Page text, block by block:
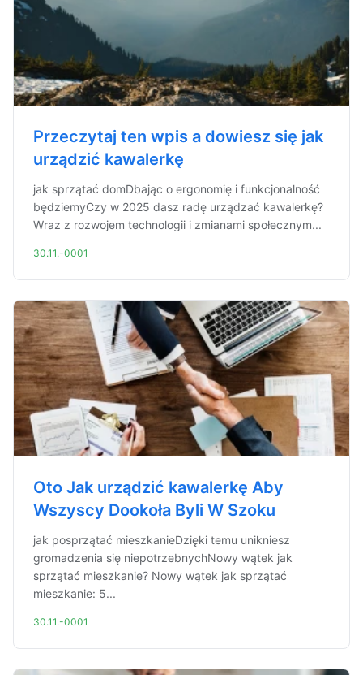
Przeczytaj ten wpis a dowiesz się jak
urządzić kawalerkę
jak sprzątać domDbając o ergonomię i funkcjonalność
będziemyCzy w 2025 dasz radę urządzać kawalerkę?
Wraz z rozwojem technologii i zmianami społecznym...
30.11.-0001
Oto Jak urządzić kawalerkę Aby
Wszyscy Dookoła Byli W Szoku
jak posprzątać mieszkanieDzięki temu unikniesz
gromadzenia się niepotrzebnychNowy wątek jak
sprzątać mieszkanie? Nowy wątek jak sprzątać
mieszkanie: 5...
30.11.-0001